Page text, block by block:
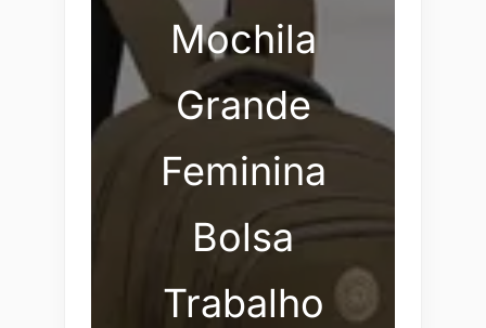
Mochila
Grande
Feminina
Bolsa
Trabalho